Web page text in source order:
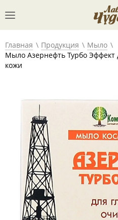
Главная Продукция
Мыло
Мыло Азернефть Турбо Эффект
кожи